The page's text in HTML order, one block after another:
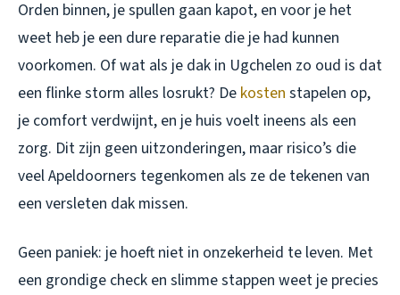
Orden binnen, je spullen gaan kapot, en voor je het
weet heb je een dure reparatie die je had kunnen
voorkomen. Of wat als je dak in Ugchelen zo oud is dat
een flinke storm alles losrukt? De kosten stapelen op,
je comfort verdwijnt, en je huis voelt ineens als een
zorg. Dit zijn geen uitzonderingen, maar risico’s die
veel Apeldoorners tegenkomen als ze de tekenen van
een versleten dak missen.
Geen paniek: je hoeft niet in onzekerheid te leven. Met
een grondige check en slimme stappen weet je precies